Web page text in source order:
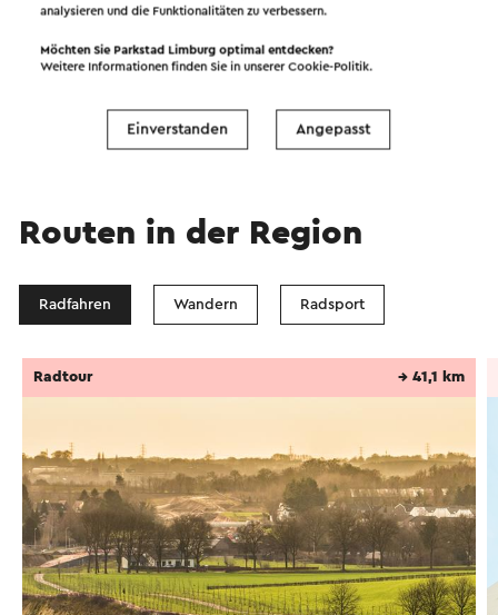
Academy absolvieren hier ihre Trainingseinheiten
und Spiele. Die erste Mannschaft wird ab der
Saison 2014-2015 die Trainingseinheiten im
Parkstad Limburg Stadion absolvieren.
Routen in der Region
Radfahren Wandern Radsport
Radtour → 41,1 km
analysieren und die Funktionalitäten zu verbessern.
Möchten Sie Parkstad Limburg optimal entdecken?
Weitere Informationen finden Sie in unsererCookie-Politik.
Einverstanden Angepasst